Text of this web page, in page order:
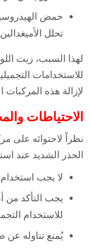
حمض
تحلل
لهذا السبب، زيت
للاستخدامات
لإزالة هذه المركبات
الاحتياطات
نظراً لاحتوائه على
الحذر الشديد عند
لا يجب
يجب التأكد
للاستخدام
يُمنع تناوله عن